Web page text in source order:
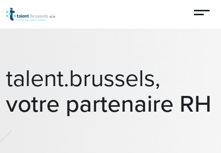
Aller au contenu principal
talent.brussels,
votre partenaire RH